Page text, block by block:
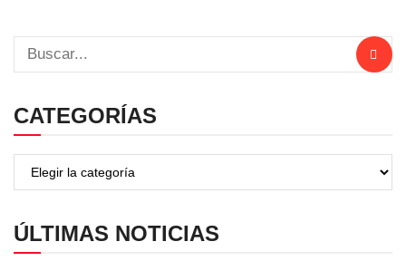
CATEGORÍAS
ÚLTIMAS NOTICIAS